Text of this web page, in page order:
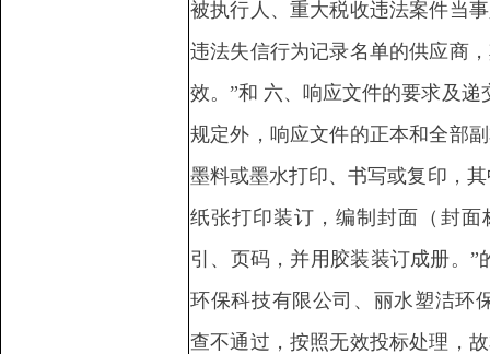
被执行人、重大税收违法案件当
违法失信行为记录名单的供应商
效。”和 六、响应文件的要求及
规定外，响应文件的正本和全部
墨料或墨水打印、书写或复印，
纸张打印装订，编制封面（封面
引、页码，并用胶装装订成册。”
环保科技有限公司、丽水塑洁环
查不通过，按照无效投标处理，